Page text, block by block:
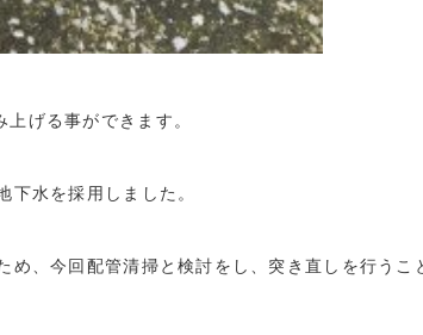
げる事ができます。
水を採用しました。
、今回配管清掃と検討をし、突き直しを行うこ